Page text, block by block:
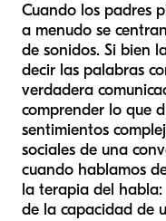
Cuando los padres
a menudo se
de sonidos. Si bien
decir las palabras
verdadera
comprender lo que
sentimientos
sociales de una
cuando hablamos
la terapia del
de la capacidad de